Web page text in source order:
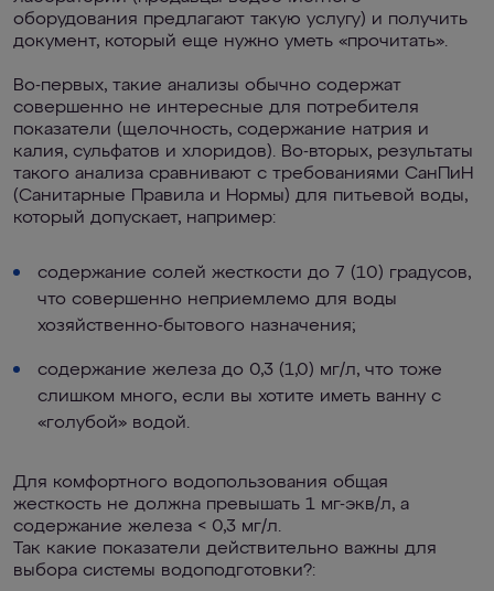
оборудования предлагают такую услугу) и получить
документ, который еще нужно уметь «прочитать».
Во-первых, такие анализы обычно содержат
совершенно не интересные для потребителя
показатели (щелочность, содержание натрия и
калия, сульфатов и хлоридов). Во-вторых, результаты
такого анализа сравнивают с требованиями СанПиН
(Санитарные Правила и Нормы) для питьевой воды,
который допускает, например:
содержание солей жесткости до 7 (10) градусов,
что совершенно неприемлемо для воды
хозяйственно-бытового назначения;
содержание железа до 0,3 (1,0) мг/л, что тоже
слишком много, если вы хотите иметь ванну с
«голубой» водой.
Для комфортного водопользования общая
жесткость не должна превышать 1 мг-экв/л, а
содержание железа < 0,3 мг/л.
Так какие показатели действительно важны для
выбора системы водоподготовки?: